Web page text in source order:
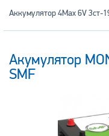
Аккумулятор 4Max 6V 3ст-
Акумулятор
SMF